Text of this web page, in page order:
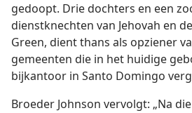
gedoopt. Drie dochters en een
dienstknechten van Jehovah en
Green, dient thans als opziener
gemeenten die in het huidige
bijkantoor in Santo Domingo
Broeder Johnson vervolgt: „Na